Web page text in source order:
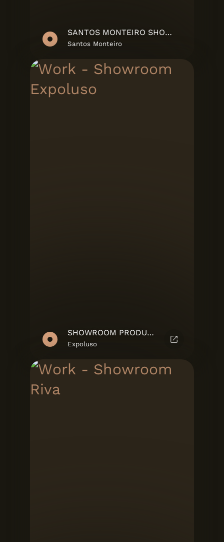
SANTOS MONTEIRO SHOWREEL
Santos Monteiro
SHOWROOM PRODUTO
Expoluso